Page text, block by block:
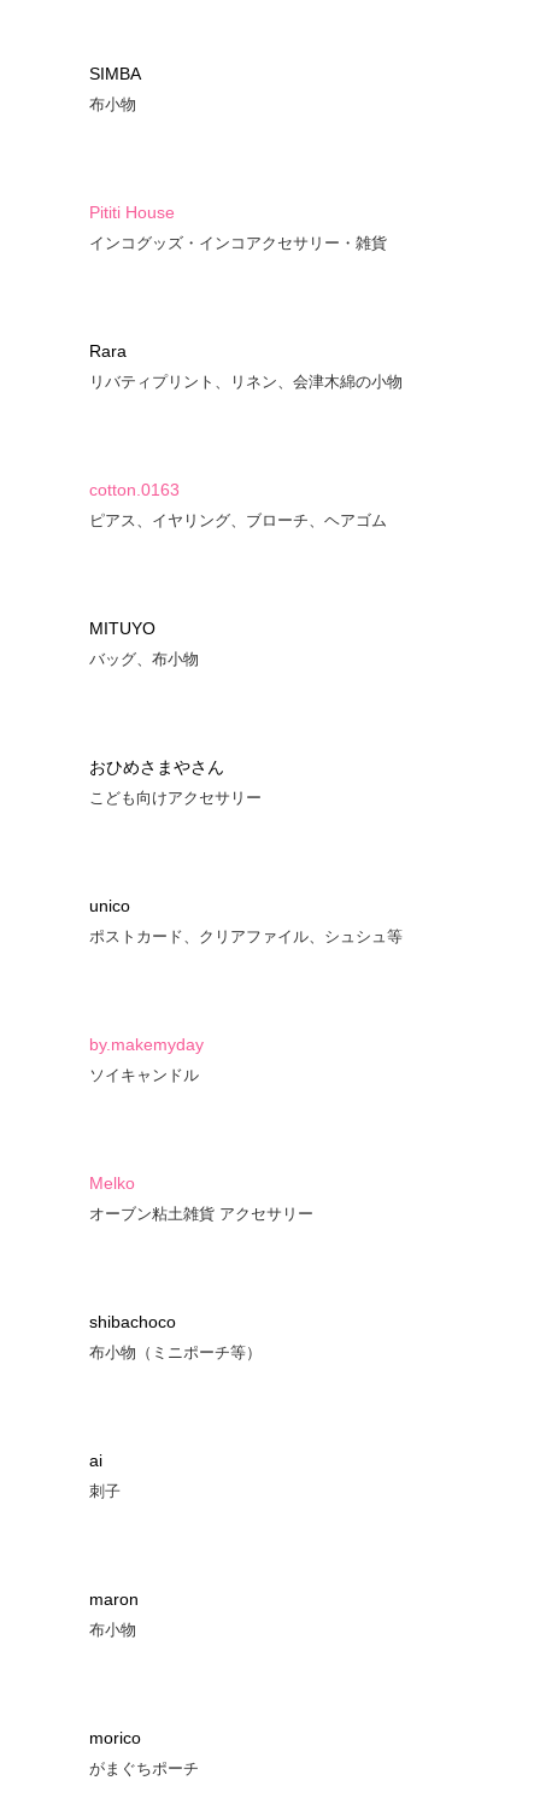
SIMBA
布小物
Pititi House
インコグッズ・インコアクセサリー・雑貨
Rara
リバティプリント、リネン、会津木綿の小物
cotton.0163
ピアス、イヤリング、ブローチ、ヘアゴム
MITUYO
バッグ、布小物
おひめさまやさん
こども向けアクセサリー
unico
ポストカード、クリアファイル、シュシュ等
by.makemyday
ソイキャンドル
Melko
オーブン粘土雑貨 アクセサリー
shibachoco
布小物（ミニポーチ等）
ai
刺子
maron
布小物
morico
がまぐちポーチ